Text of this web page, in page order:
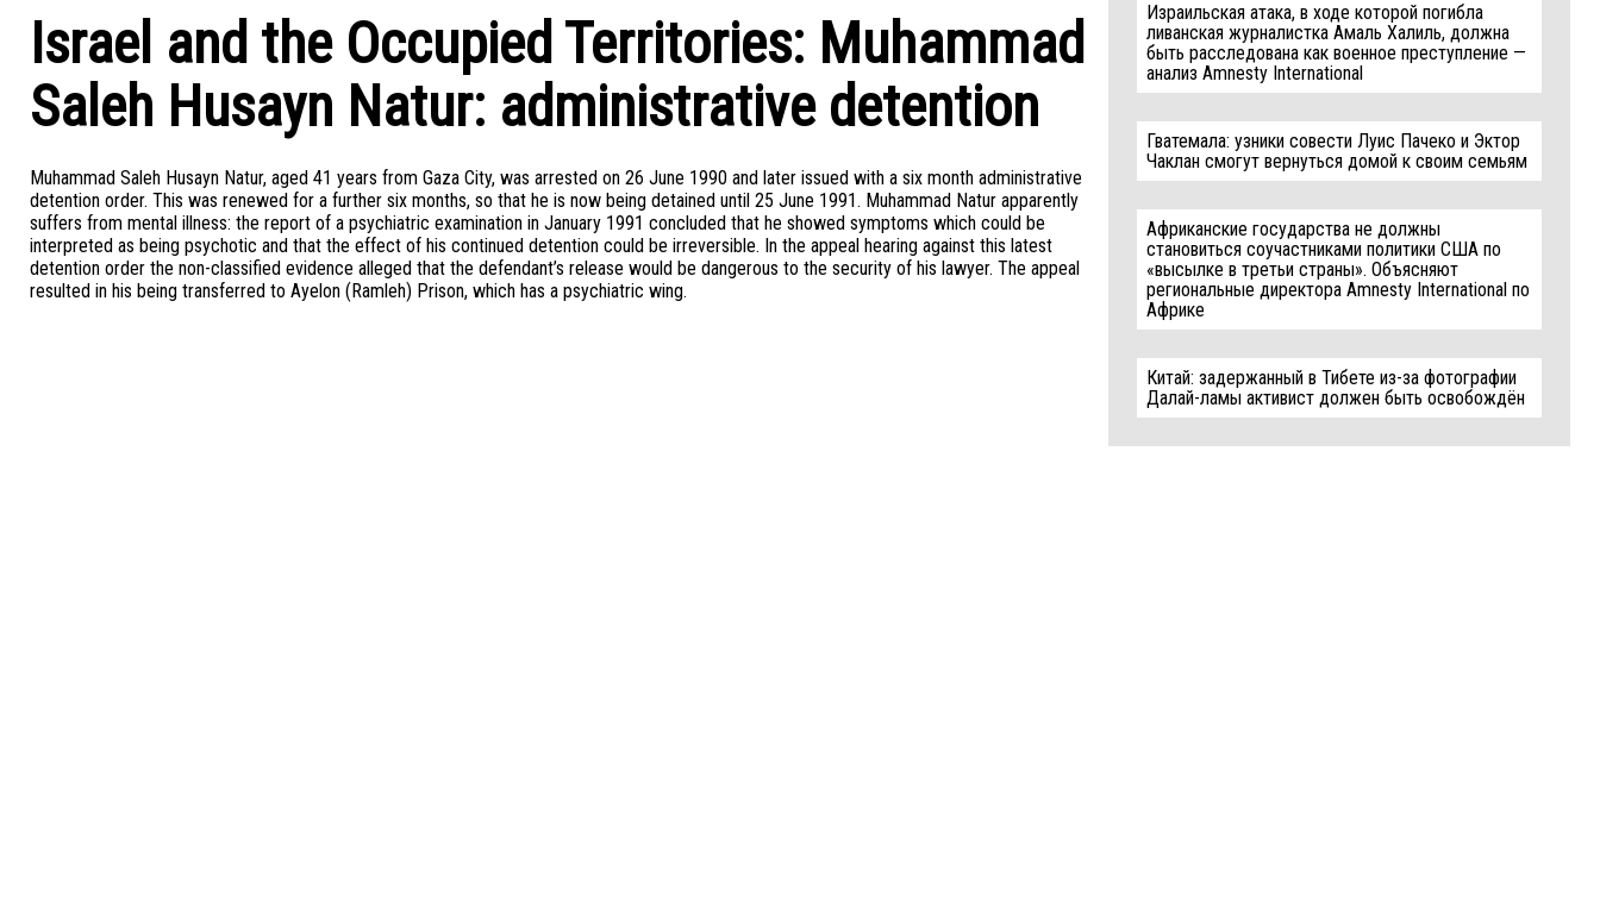
Israel and the Occupied Territories: Muhammad
Saleh Husayn Natur: administrative detention
Muhammad Saleh Husayn Natur, aged 41 years from Gaza City, was arrested on 26 June 1990 and later issued with a six month administrative
detention order. This was renewed for a further six months, so that he is now being detained until 25 June 1991. Muhammad Natur apparently
suffers from mental illness: the report of a psychiatric examination in January 1991 concluded that he showed symptoms which could be
interpreted as being psychotic and that the effect of his continued detention could be irreversible. In the appeal hearing against this latest
detention order the non-classified evidence alleged that the defendant’s release would be dangerous to the security of his lawyer. The appeal
resulted in his being transferred to Ayelon (Ramleh) Prison, which has a psychiatric wing.
Израильская атака, в ходе которой погибла
ливанская журналистка Амаль Халиль, должна
быть расследована как военное преступление —
анализ Amnesty International
Гватемала: узники совести Луис Пачеко и Эктор
Чаклан смогут вернуться домой к своим семьям
Африканские государства не должны
становиться соучастниками политики США по
«высылке в третьи страны». Объясняют
региональные директора Amnesty International по
Африке
Китай: задержанный в Тибете из-за фотографии
Далай-ламы активист должен быть освобождён